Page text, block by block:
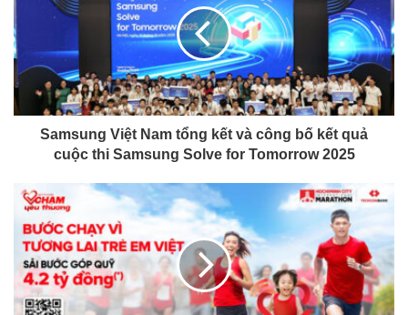
Samsung Việt Nam tổng kết và công bố kết quả
cuộc thi Samsung Solve for Tomorrow 2025